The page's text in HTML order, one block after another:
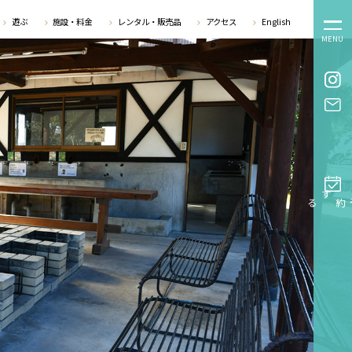
遊ぶ 施設・料金 レンタル・販売品 アクセス English
MENU
予約する